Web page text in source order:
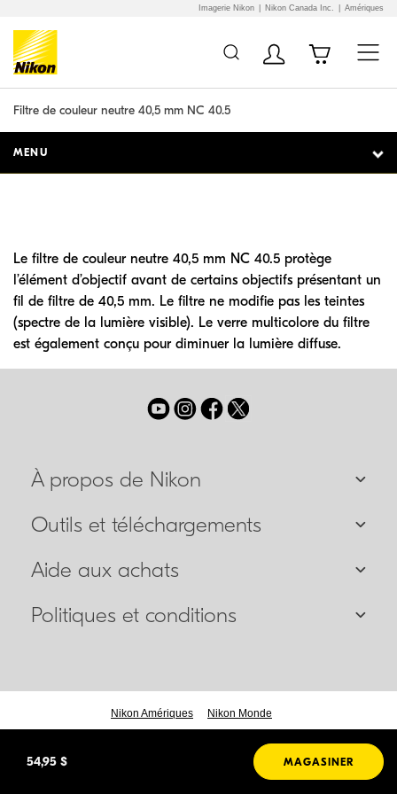
Skip to Main Content
Imagerie Nikon Nikon Canada Inc. Amériques
Filtre de couleur neutre 40,5 mm NC 40.5
MENU
54,95 $ MAGASINER
Le filtre de couleur neutre 40,5 mm NC 40.5 protège
l’élément d’objectif avant de certains objectifs présentant un
fil de filtre de 40,5 mm. Le filtre ne modifie pas les teintes
(spectre de la lumière visible). Le verre multicolore du filtre
est également conçu pour diminuer la lumière diffuse.
À propos de Nikon
Outils et téléchargements
Aide aux achats
Politiques et conditions
Nikon Amériques Nikon Monde
© 2026 Nikon Canada Inc .